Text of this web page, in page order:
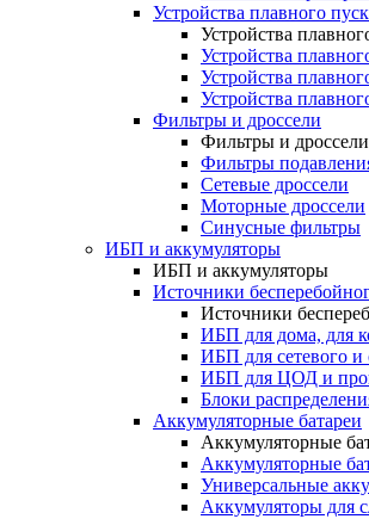
Устройства плавного
Устройства
Устройства
Устройства
Устройства
Фильтры и дроссели
Фильтры и дроссели
Фильтры
Сетевые дроссели
Моторные дроссели
Синусные фильтры
ИБП и аккумуляторы
ИБП и аккумуляторы
Источники
Источники
ИБП для дома, для
ИБП для сетевого и
ИБП для ЦОД и
Блоки
Аккумуляторные батареи
Аккумуляторные
Аккумуляторные
Универсальные
Аккумуляторы для